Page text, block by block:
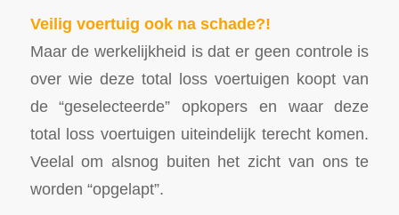
Veilig voertuig ook na schade?!
Maar de werkelijkheid is dat er geen controle is
over wie deze total loss voertuigen koopt van
de “geselecteerde” opkopers en waar deze
total loss voertuigen uiteindelijk terecht komen.
Veelal om alsnog buiten het zicht van ons te
worden “opgelapt”.